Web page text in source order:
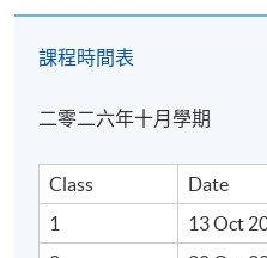
課程時間表
二零二六年十月學期
Class
Date
1
13 Oct